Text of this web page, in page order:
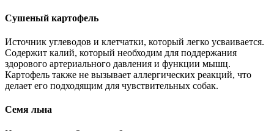
Сушеный картофель
Источник углеводов и клетчатки, который легко усваивается.
Содержит калий, который необходим для поддержания
здорового артериального давления и функции мышц.
Картофель также не вызывает аллергических реакций, что
делает его подходящим для чувствительных собак.
Семя льна